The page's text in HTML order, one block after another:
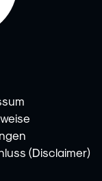
(Disclaimer)